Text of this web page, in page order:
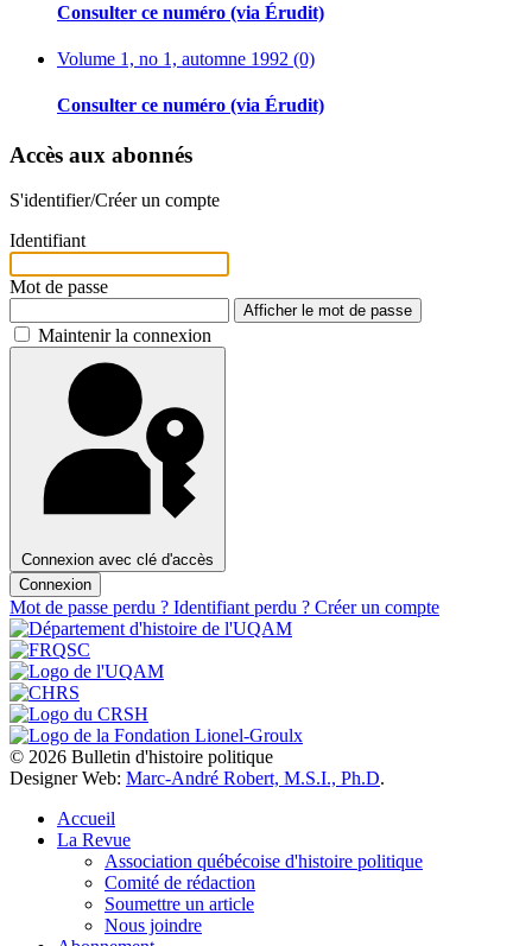
Consulter ce numéro (via Érudit)
Volume 1, no 1, automne 1992 (0)
Consulter ce numéro (via Érudit)
Accès aux abonnés
S'identifier/Créer un compte
Identifiant
Mot de passe
Afficher le mot de passe
Maintenir la connexion
Connexion avec clé d'accès
Connexion
Mot de passe perdu ? Identifiant perdu ? Créer un compte
© 2026 Bulletin d'histoire politique
Designer Web: Marc-André Robert, M.S.I., Ph.D.
Accueil
La Revue
Association québécoise d'histoire politique
Comité de rédaction
Soumettre un article
Nous joindre